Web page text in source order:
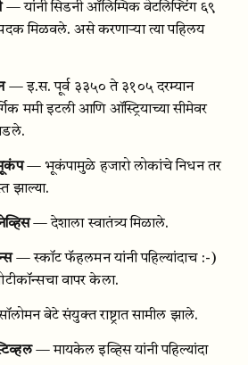
— यांनी सिडनी ऑलिम्पिक वेटलिफ्टिंग ६९
मिळवले. असे करणाऱ्या त्या पहिलय
— इ.स. पूर्व ३३५० ते ३१०५ दरम्यान
ममी इटली आणि ऑस्ट्रियाच्या सीमेवर
— भूकंपामुळे हजारो लोकांचे निधन तर
झाल्या.
— देशाला स्वातंत्र्य मिळाले.
— स्कॉट फॅहलमन यांनी पहिल्यांदाच :-)
वापर केला.
बेटे संयुक्त राष्ट्रात सामील झाले.
— मायकेल इव्हिस यांनी पहिल्यांदा